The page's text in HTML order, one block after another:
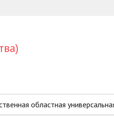
областная